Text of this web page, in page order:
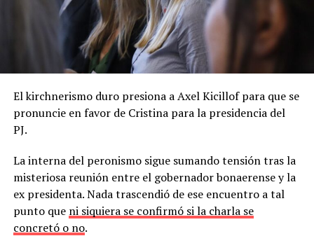
El kirchnerismo duro presiona a Axel Kicillof para que se
pronuncie en favor de Cristina para la presidencia del
PJ.
La interna del peronismo sigue sumando tensión tras la
misteriosa reunión entre el gobernador bonaerense y la
ex presidenta. Nada trascendió de ese encuentro a tal
punto que ni siquiera se confirmó si la charla se
concretó o no.